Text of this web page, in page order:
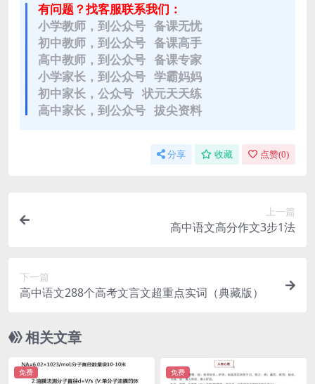
有问题？找客服联系我们：
小学教师，到公众号 备课无忧
初中教师，到公众号 备课高手
高中教师，到公众号 备课专家
小学家长，到公众号 学霸妈妈
初中家长，公众号 状元天天练
高中家长，到公众号 拔尖资料
分享 收藏 点赞(0)
上一篇
高中语文高分作文3步1法
下一篇
高中语文288个高考文言文超重点实词（典藏版）
相关文章
免费 免费